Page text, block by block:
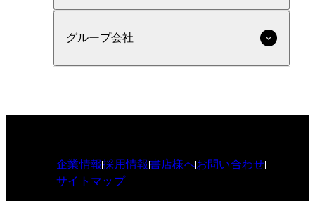
グループ会社
企業情報採用情報書店様へお問い合わせ
サイトマップ